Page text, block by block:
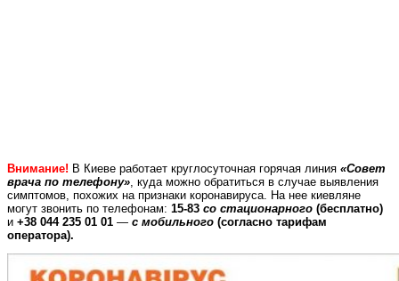
Внимание! В Киеве работает круглосуточная горячая линия «Совет
врача по телефону» , куда можно обратиться в случае выявления
симптомов, похожих на признаки коронавируса. На нее киевляне
могут звонить по телефонам: 15-83 со стационарного (бесплатно)
и +38 044 235 01 01 — с мобильного (согласно тарифам
оператора).